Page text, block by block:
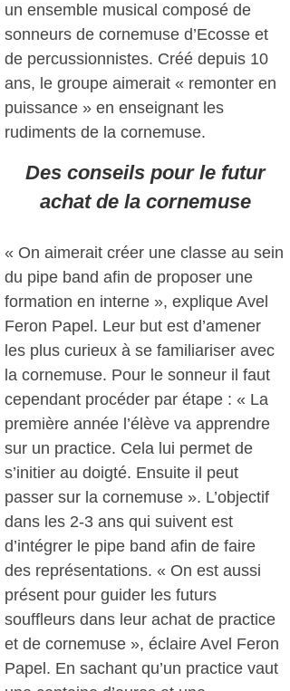
un ensemble musical composé de
sonneurs de cornemuse d’Ecosse et
de percussionnistes. Créé depuis 10
ans, le groupe aimerait « remonter en
puissance » en enseignant les
rudiments de la cornemuse.
Des conseils pour le futur
achat de la cornemuse
« On aimerait créer une classe au sein
du pipe band afin de proposer une
formation en interne », explique Avel
Feron Papel. Leur but est d’amener
les plus curieux à se familiariser avec
la cornemuse. Pour le sonneur il faut
cependant procéder par étape : « La
première année l’élève va apprendre
sur un practice. Cela lui permet de
s’initier au doigté. Ensuite il peut
passer sur la cornemuse ». L’objectif
dans les 2-3 ans qui suivent est
d’intégrer le pipe band afin de faire
des représentations. « On est aussi
présent pour guider les futurs
souffleurs dans leur achat de practice
et de cornemuse », éclaire Avel Feron
Papel. En sachant qu’un practice vaut